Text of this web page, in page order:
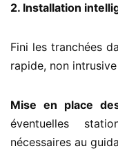
2. Installation
Fini les tranchées
rapide, non
Mise en place
éventuelles
nécessaires au